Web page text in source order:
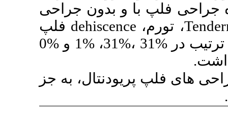
بدون جراحی
فلپ
و خروج چرک از نظر جراح به ترتیب در %31 ،%31، %1 و %0
به جز